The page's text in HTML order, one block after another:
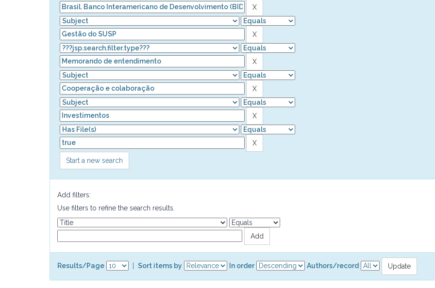
Start a new search
Add filters:
Use filters to refine the search results.
Results/Page Sort items by In order Authors/record